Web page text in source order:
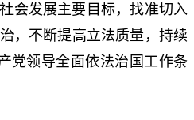
会发展主要目标，找准切入
，不断提高立法质量，持续
党领导全面依法治国工作条